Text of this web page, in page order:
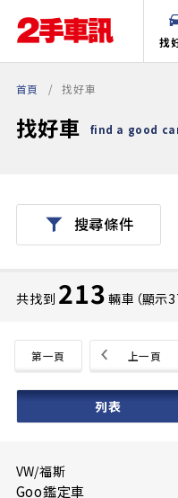
找
首頁 找好車
找好車 find a good
搜尋條件
共找到 213 輛車（顯示
第一頁 上一頁
列表
VW/福斯
Goo鑑定車